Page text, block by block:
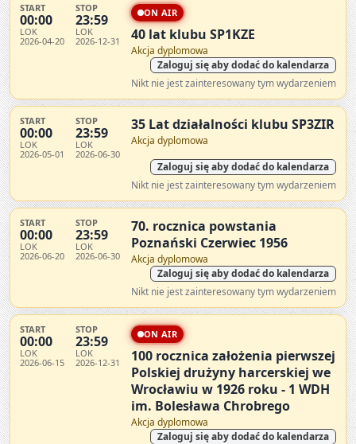
START
00:00
LOK
2026-04-20
STOP
23:59
LOK
2026-12-31
ON AIR
40 lat klubu SP1KZE
Akcja dyplomowa
Zaloguj się aby dodać do kalendarza
Nikt nie jest zainteresowany tym wydarzeniem
START
00:00
LOK
2026-05-01
STOP
23:59
LOK
2026-06-30
35 Lat działalności klubu SP3ZIR
Akcja dyplomowa
Zaloguj się aby dodać do kalendarza
Nikt nie jest zainteresowany tym wydarzeniem
START
00:00
LOK
2026-06-20
STOP
23:59
LOK
2026-06-30
70. rocznica powstania
Poznański Czerwiec 1956
Akcja dyplomowa
Zaloguj się aby dodać do kalendarza
Nikt nie jest zainteresowany tym wydarzeniem
START
00:00
LOK
2026-06-15
STOP
23:59
LOK
2026-12-31
ON AIR
100 rocznica założenia pierwszej
Polskiej drużyny harcerskiej we
Wrocławiu w 1926 roku - 1 WDH
im. Bolesława Chrobrego
Akcja dyplomowa
Zaloguj się aby dodać do kalendarza